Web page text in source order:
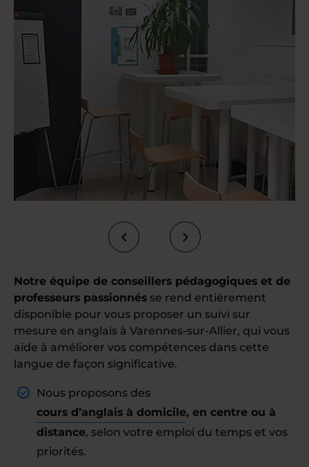
Notre équipe de conseillers pédagogiques et de
professeurs passionnés se rend entièrement
disponible pour vous proposer un suivi sur
mesure en anglais à Varennes-sur-Allier, qui vous
aide à améliorer vos compétences dans cette
langue de façon significative.
Nous proposons des
cours d’anglais à domicile, en centre ou à
distance, selon votre emploi du temps et vos
priorités.